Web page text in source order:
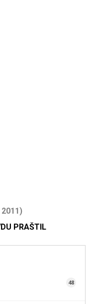
2011)
PRAŠTIL
48